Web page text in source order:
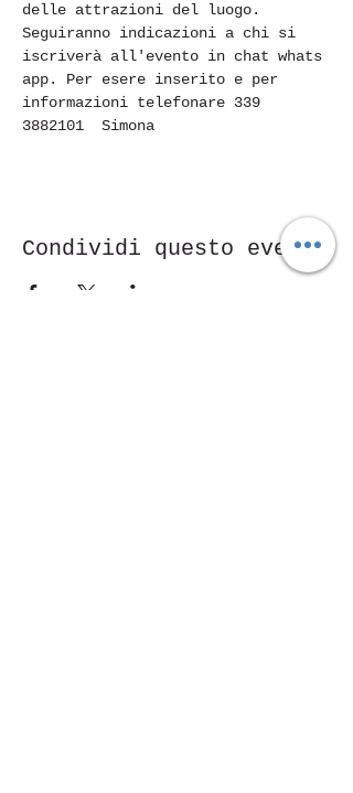
delle attrazioni del luogo.
Seguiranno indicazioni a chi si
iscriverà all'evento in chat whats
app. Per esere inserito e per
informazioni telefonare 339
3882101  Simona
Condividi questo evento